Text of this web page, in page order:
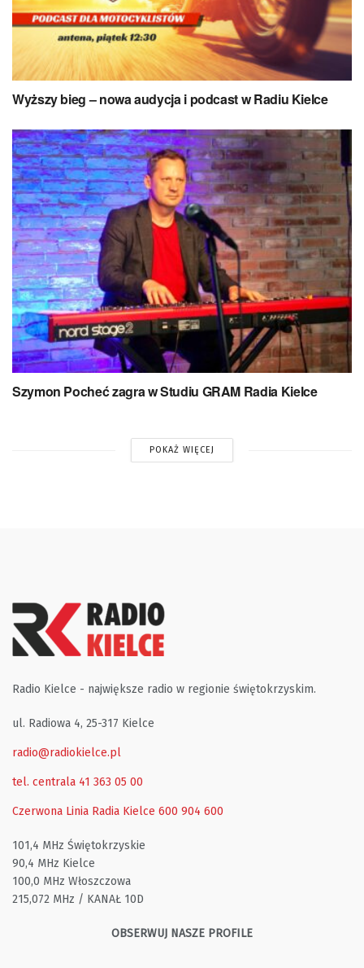
Wyższy bieg – nowa audycja i podcast w Radiu Kielce
Szymon Pocheć zagra w Studiu GRAM Radia Kielce
POKAŻ WIĘCEJ
Radio Kielce - największe radio w regionie świętokrzyskim.
ul. Radiowa 4, 25-317 Kielce
radio@radiokielce.pl
tel. centrala 41 363 05 00
Czerwona Linia Radia Kielce 600 904 600
101,4 MHz Świętokrzyskie
90,4 MHz Kielce
100,0 MHz Włoszczowa
215,072 MHz / KANAŁ 10D
OBSERWUJ NASZE PROFILE